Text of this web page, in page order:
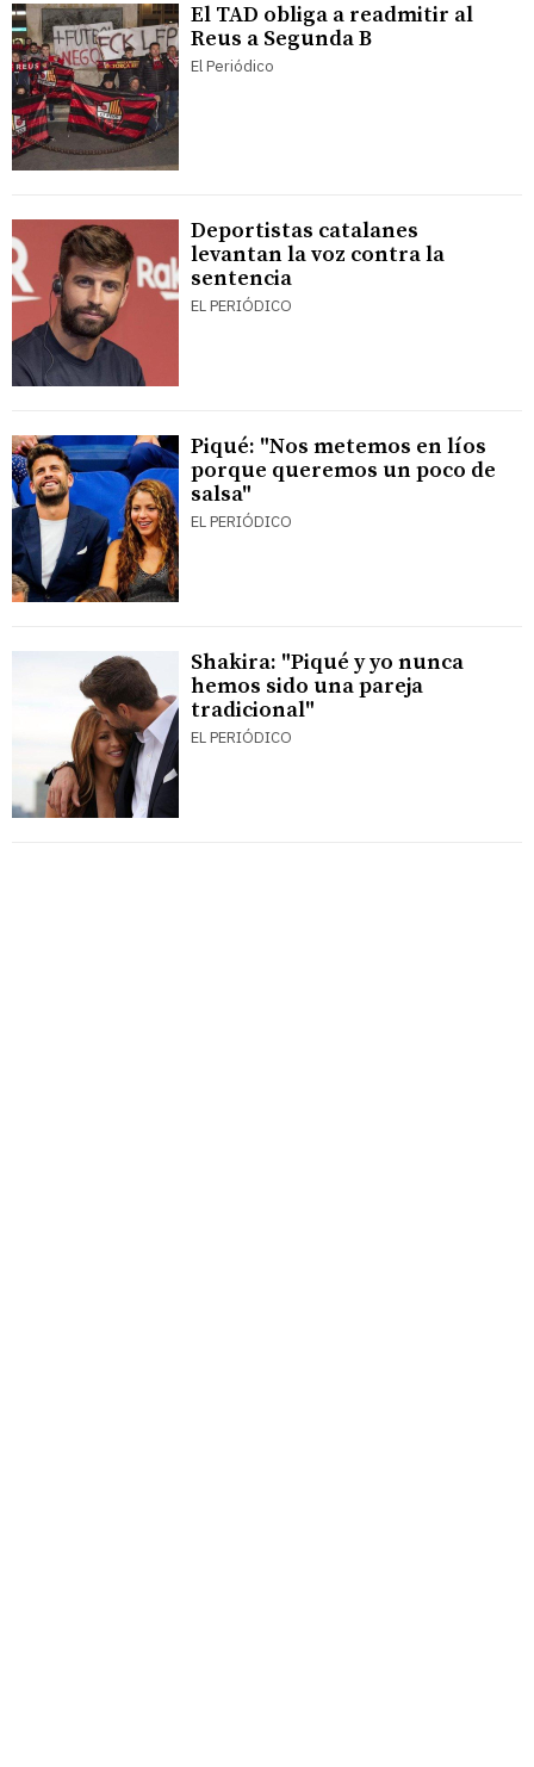
El TAD obliga a readmitir al
Reus a Segunda B
El Periódico
Deportistas catalanes
levantan la voz contra la
sentencia
EL PERIÓDICO
Piqué: "Nos metemos en líos
porque queremos un poco de
salsa"
EL PERIÓDICO
Shakira: "Piqué y yo nunca
hemos sido una pareja
tradicional"
EL PERIÓDICO